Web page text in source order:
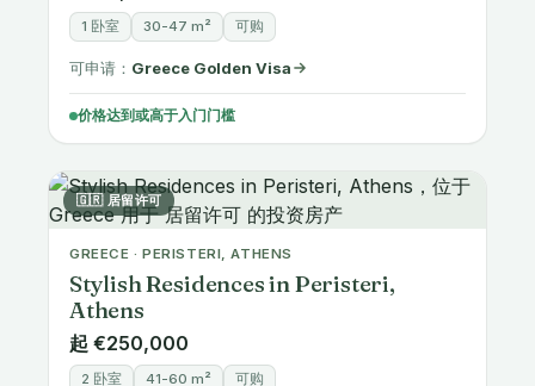
1 卧室 30-47 m² 可购
可申请： Greece Golden Visa
价格达到或高于入门门槛
🇬🇷 居留许可
GREECE · PERISTERI, ATHENS
Stylish Residences in Peristeri,
Athens
起 €250,000
2 卧室 41-60 m² 可购